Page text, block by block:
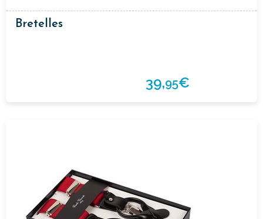
Bretelles
39,95€